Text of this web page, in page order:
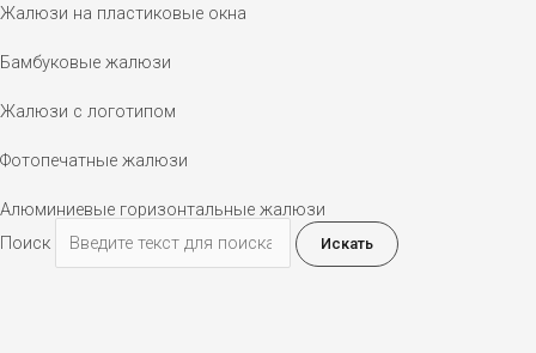
Жалюзи на пластиковые окна
Бамбуковые жалюзи
Жалюзи с логотипом
Фотопечатные жалюзи
Алюминиевые горизонтальные жалюзи
Поиск
Искать